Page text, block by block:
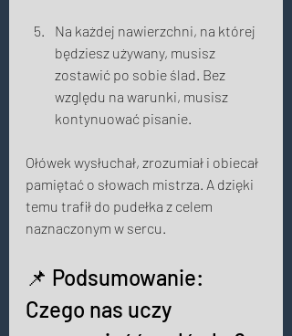
Na każdej nawierzchni, na której
będziesz używany, musisz
zostawić po sobie ślad. Bez
względu na warunki, musisz
kontynuować pisanie.
Ołówek wysłuchał, zrozumiał i obiecał
pamiętać o słowach mistrza. A dzięki
temu trafił do pudełka z celem
naznaczonym w sercu.
📌 Podsumowanie:
Czego nas uczy